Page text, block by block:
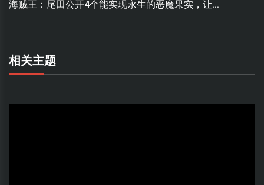
海贼王：尾田公开4个能实现永生的恶魔果实，让...
相关主题